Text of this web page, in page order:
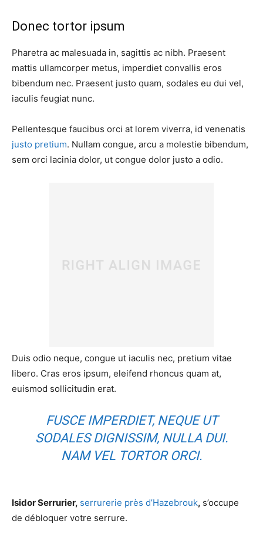
Donec tortor ipsum
Pharetra ac malesuada in, sagittis ac nibh. Praesent
mattis ullamcorper metus, imperdiet convallis eros
bibendum nec. Praesent justo quam, sodales eu dui vel,
iaculis feugiat nunc.
Pellentesque faucibus orci at lorem viverra, id venenatis
justo pretium. Nullam congue, arcu a molestie bibendum,
sem orci lacinia dolor, ut congue dolor justo a odio.
Duis odio neque, congue ut iaculis nec, pretium vitae
libero. Cras eros ipsum, eleifend rhoncus quam at,
euismod sollicitudin erat.
FUSCE IMPERDIET, NEQUE UT
SODALES DIGNISSIM, NULLA DUI.
NAM VEL TORTOR ORCI.
Isidor Serrurier, serrurerie près d’Hazebrouk, s’occupe
de débloquer votre serrure.